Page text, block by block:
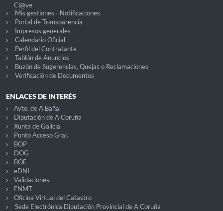
Cl@ve
Mis gestiones - Notificaciones
Portal de Transparencia
Impresos generales
Calendario Oficial
Perfil del Contratante
Tablón de Anuncios
Buzón de Sugerencias, Quejas o Reclamaciones
Verificación de Documentos
ENLACES DE INTERÉS
Ayto. de A Baña
Diputación de A Coruña
Xunta de Galicia
Punto Acceso Gral.
BOP
DOG
BOE
eDNI
Validaciones
FNMT
Oficina Virtual del Catastro
Sede Electrónica Diputación Provincial de A Coruña